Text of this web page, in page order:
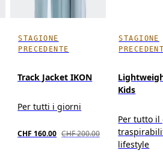
STAGIONE
PRECEDENTE
Track Jacket IKON
Per tutti i giorni
CHF 160.00 CHF 200.00
STAGIONE
Kids
Per tutto il
lifestyle